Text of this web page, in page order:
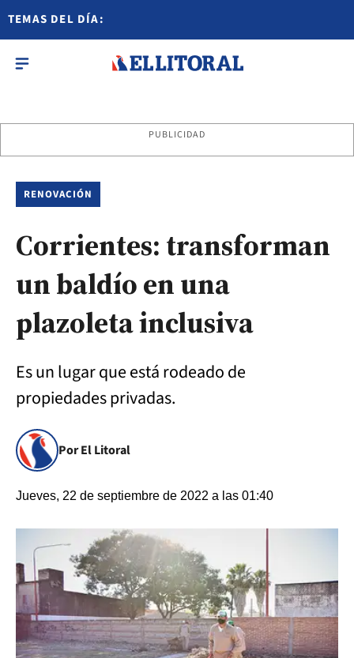
TEMAS DEL DÍA:
PUBLICIDAD
RENOVACIÓN
Corrientes: transforman
un baldío en una
plazoleta inclusiva
Es un lugar que está rodeado de
propiedades privadas.
Por El Litoral
Jueves, 22 de septiembre de 2022 a las 01:40